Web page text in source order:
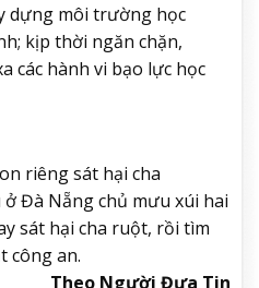
dựng môi trường học
kịp thời ngăn chặn,
các hành vi bạo lực học
riêng sát hại cha
ở Đà Nẵng chủ mưu xúi hai
sát hại cha ruột, rồi tìm
công an.
Theo Người Đưa Tin